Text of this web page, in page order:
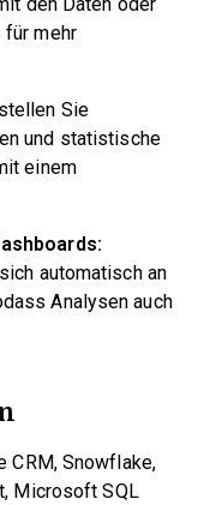
den Daten oder
für mehr
Sie
und statistische
einem
automatisch an
Analysen auch
CRM, Snowflake,
Microsoft SQL